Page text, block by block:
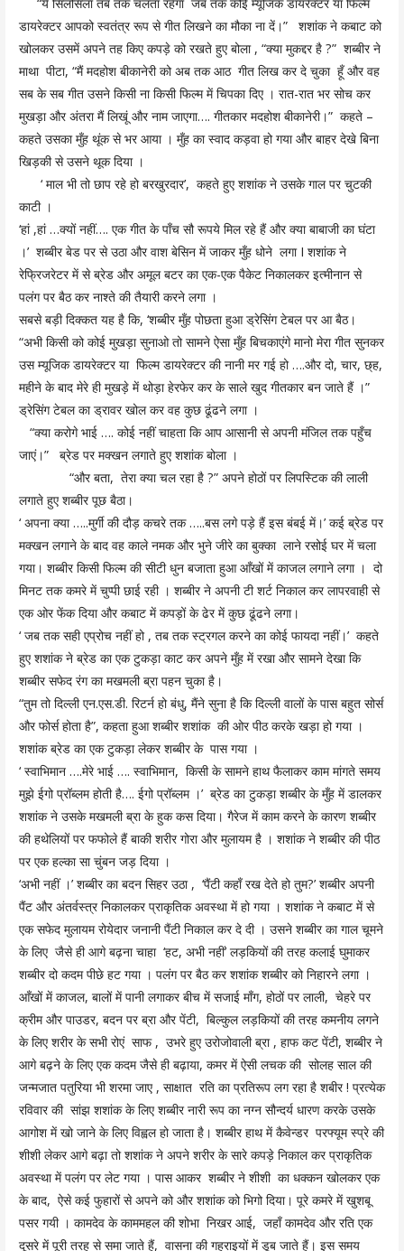
डायरेक्टर आपको स्वतंत्र रूप से गीत लिखने का मौका ना दें।” शशांक ने कबाट को
खोलकर उसमें अपने तह किए कपड़े को रखते हुए बोला , “क्या मुकद्दर है ?” शब्बीर ने
माथा पीटा, “मैं मदहोश बीकानेरी को अब तक आठ गीत लिख कर दे चुका हूँ और वह
सब के सब गीत उसने किसी ना किसी फिल्म में चिपका दिए । रात-रात भर सोच कर
मुखड़ा और अंतरा मैं लिखूं और नाम जाएगा…. गीतकार मदहोश बीकानेरी।” कहते –
कहते उसका मुँह थूंक से भर आया । मुँह का स्वाद कड़वा हो गया और बाहर देखे बिना
खिड़की से उसने थूक दिया ।
‘ माल भी तो छाप रहे हो बरखुरदार’, कहते हुए शशांक ने उसके गाल पर चुटकी
काटी ।
‘हां ,हां …क्यों नहीं…. एक गीत के पाँच सौ रूपये मिल रहे हैं और क्या बाबाजी का घंटा
।’ शब्बीर बेड पर से उठा और वाश बेसिन में जाकर मुँह धोने लगा I शशांक ने
रेफ्रिजरेटर में से ब्रेड और अमूल बटर का एक-एक पैकेट निकालकर इत्मीनान से
पलंग पर बैठ कर नाश्ते की तैयारी करने लगा ।
सबसे बड़ी दिक्कत यह है कि, ‘शब्बीर मुँह पोछता हुआ ड्रेसिंग टेबल पर आ बैठ।
“अभी किसी को कोई मुखड़ा सुनाओ तो सामने ऐसा मुँह बिचकाएंगे मानो मेरा गीत सुनकर
उस म्यूजिक डायरेक्टर या फिल्म डायरेक्टर की नानी मर गई हो ….और दो, चार, छ्ह,
महीने के बाद मेरे ही मुखड़े में थोड़ा हेरफेर कर के साले खुद गीतकार बन जाते हैं ।”
ड्रेसिंग टेबल का ड्रावर खोल कर वह कुछ ढूंढने लगा ।
“क्या करोगे भाई …. कोई नहीं चाहता कि आप आसानी से अपनी मंजिल तक पहुँच
जाएं।” ब्रेड पर मक्खन लगाते हुए शशांक बोला ।
“और बता, तेरा क्या चल रहा है ?” अपने होठों पर लिपस्टिक की लाली
लगाते हुए शब्बीर पूछ बैठा।
‘ अपना क्या …..मुर्गी की दौड़ कचरे तक …..बस लगे पड़े हैं इस बंबई में।’ कई ब्रेड पर
मक्खन लगाने के बाद वह काले नमक और भुने जीरे का बुक्का लाने रसोई घर में चला
गया। शब्बीर किसी फिल्म की सीटी धुन बजाता हुआ आँखों में काजल लगाने लगा । दो
मिनट तक कमरे में चुप्पी छाई रही । शब्बीर ने अपनी टी शर्ट निकाल कर लापरवाही से
एक ओर फेंक दिया और कबाट में कपड़ों के ढेर में कुछ ढूंढने लगा।
‘ जब तक सही एप्रोच नहीं हो , तब तक स्ट्रगल करने का कोई फायदा नहीं।’ कहते
हुए शशांक ने ब्रेड का एक टुकड़ा काट कर अपने मुँह में रखा और सामने देखा कि
शब्बीर सफेद रंग का मखमली ब्रा पहन चुका है।
“तुम तो दिल्ली एन.एस.डी. रिटर्न हो बंधु, मैंने सुना है कि दिल्ली वालों के पास बहुत सोर्स
और फोर्स होता है”, कहता हुआ शब्बीर शशांक की ओर पीठ करके खड़ा हो गया ।
शशांक ब्रेड का एक टुकड़ा लेकर शब्बीर के पास गया ।
‘ स्वाभिमान ….मेरे भाई …. स्वाभिमान, किसी के सामने हाथ फैलाकर काम मांगते समय
मुझे ईगो प्रॉब्लम होती है…. ईगो प्रॉब्लम ।’ ब्रेड का टुकड़ा शब्बीर के मुँह में डालकर
शशांक ने उसके मखमली ब्रा के हुक कस दिया। गैरेज में काम करने के कारण शब्बीर
की हथेलियों पर फफोले हैं बाकी शरीर गोरा और मुलायम है । शशांक ने शब्बीर की पीठ
पर एक हल्का सा चुंबन जड़ दिया ।
‘अभी नहीं ।’ शब्बीर का बदन सिहर उठा , ‘पैंटी कहाँ रख देते हो तुम?’ शब्बीर अपनी
पैंट और अंतर्वस्त्र निकालकर प्राकृतिक अवस्था में हो गया । शशांक ने कबाट में से
एक सफेद मुलायम रोयेदार जनानी पैंटी निकाल कर दे दी । उसने शब्बीर का गाल चूमने
के लिए जैसे ही आगे बढ़ना चाहा ‘हट, अभी नहीं’ लड़कियों की तरह कलाई घुमाकर
शब्बीर दो कदम पीछे हट गया । पलंग पर बैठ कर शशांक शब्बीर को निहारने लगा ।
आँखों में काजल, बालों में पानी लगाकर बीच में सजाई माँग, होठों पर लाली, चेहरे पर
क्रीम और पाउडर, बदन पर ब्रा और पेंटी, बिल्कुल लड़कियों की तरह कमनीय लगने
के लिए शरीर के सभी रोएं साफ , उभरे हुए उरोजोवाली ब्रा , हाफ कट पेंटी, शब्बीर ने
आगे बढ़ने के लिए एक कदम जैसे ही बढ़ाया, कमर में ऐसी लचक की सोलह साल की
जन्मजात पतुरिया भी शरमा जाए , साक्षात रति का प्रतिरूप लग रहा है शबीर ! प्रत्येक
रविवार की सांझ शशांक के लिए शब्बीर नारी रूप का नग्न सौन्दर्य धारण करके उसके
आगोश में खो जाने के लिए विह्वल हो जाता है। शब्बीर हाथ में कैवेन्डर परफ्यूम स्प्रे की
शीशी लेकर आगे बढ़ा तो शशांक ने अपने शरीर के सारे कपड़े निकाल कर प्राकृतिक
अवस्था में पलंग पर लेट गया । पास आकर शब्बीर ने शीशी का धक्कन खोलकर एक
के बाद, ऐसे कई फुहारों से अपने को और शशांक को भिगो दिया। पूरे कमरे में खुशबू
पसर गयी । कामदेव के काममहल की शोभा निखर आई, जहाँ कामदेव और रति एक
दूसरे में पूरी तरह से समा जाते हैं, वासना की गहराइयों में डूब जाते हैं। इस समय